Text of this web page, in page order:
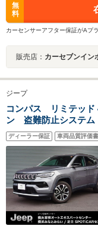
無
料
カーセンサーアフター保証がAプ
販売店： カーセブンイン
ジープ
コンパス リミテッ
ン 盗難防止システ
キー 横滑り防止装
キーレス 記録簿
ナビ 認定中古車
ディーラー保証 車両品質評価